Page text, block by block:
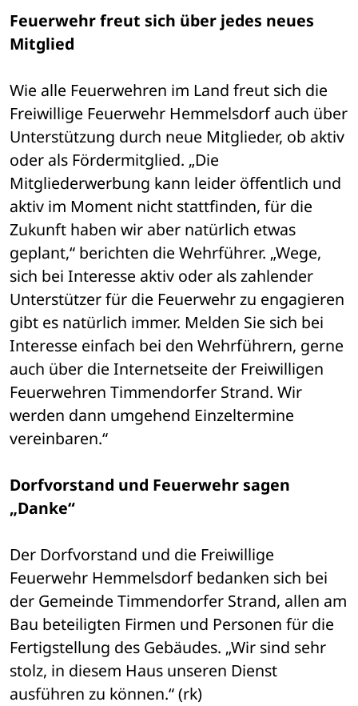
Feuerwehr freut sich über jedes neues
Mitglied
Wie alle Feuerwehren im Land freut sich die
Freiwillige Feuerwehr Hemmelsdorf auch über
Unterstützung durch neue Mitglieder, ob aktiv
oder als Fördermitglied. „Die
Mitgliederwerbung kann leider öffentlich und
aktiv im Moment nicht stattfinden, für die
Zukunft haben wir aber natürlich etwas
geplant,“ berichten die Wehrführer. „Wege,
sich bei Interesse aktiv oder als zahlender
Unterstützer für die Feuerwehr zu engagieren
gibt es natürlich immer. Melden Sie sich bei
Interesse einfach bei den Wehrführern, gerne
auch über die Internetseite der Freiwilligen
Feuerwehren Timmendorfer Strand. Wir
werden dann umgehend Einzeltermine
vereinbaren.“
Dorfvorstand und Feuerwehr sagen
„Danke“
Der Dorfvorstand und die Freiwillige
Feuerwehr Hemmelsdorf bedanken sich bei
der Gemeinde Timmendorfer Strand, allen am
Bau beteiligten Firmen und Personen für die
Fertigstellung des Gebäudes. „Wir sind sehr
stolz, in diesem Haus unseren Dienst
ausführen zu können.“ (rk)